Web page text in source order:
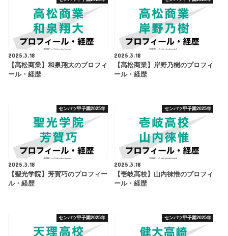
2025.3.18
【高松商業】和泉翔大のプロフィ
ール・経歴
2025.3.18
【高松商業】岸野乃樹のプロフィ
ール・経歴
センバツ甲子園2025年
2025.3.18
【聖光学院】芳賀巧のプロフィー
ル・経歴
センバツ甲子園2025年
2025.3.18
【壱岐高校】山内徠惟のプロフィ
ール・経歴
センバツ甲子園2025年 センバツ甲子園2025年